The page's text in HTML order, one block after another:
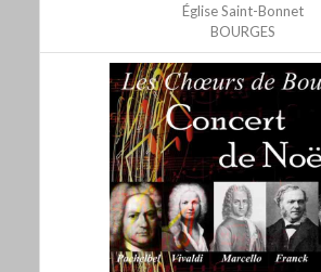
Église Saint-Bonnet
BOURGES